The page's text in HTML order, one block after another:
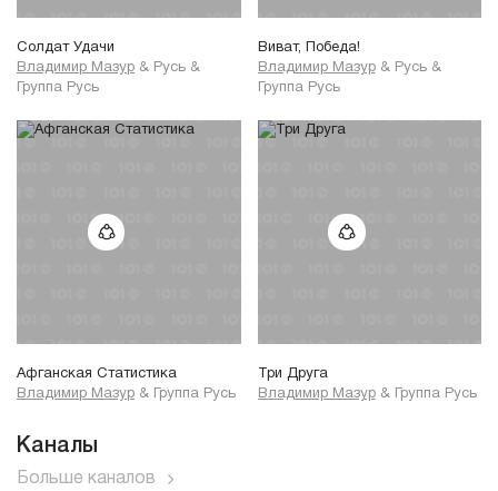
Солдат Удачи
Владимир Мазур & Русь &
Группа Русь
Виват, Победа!
Владимир Мазур & Русь &
Группа Русь
Афганская Статистика
Владимир Мазур & Группа Русь
Три Друга
Владимир Мазур & Группа Русь
Каналы
Больше каналов